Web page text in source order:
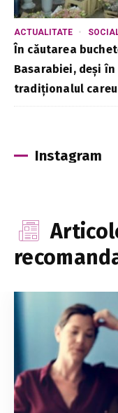
ACTUALITATE
În căutarea
Basarabiei, deși
tradiționalul careu
Instagram